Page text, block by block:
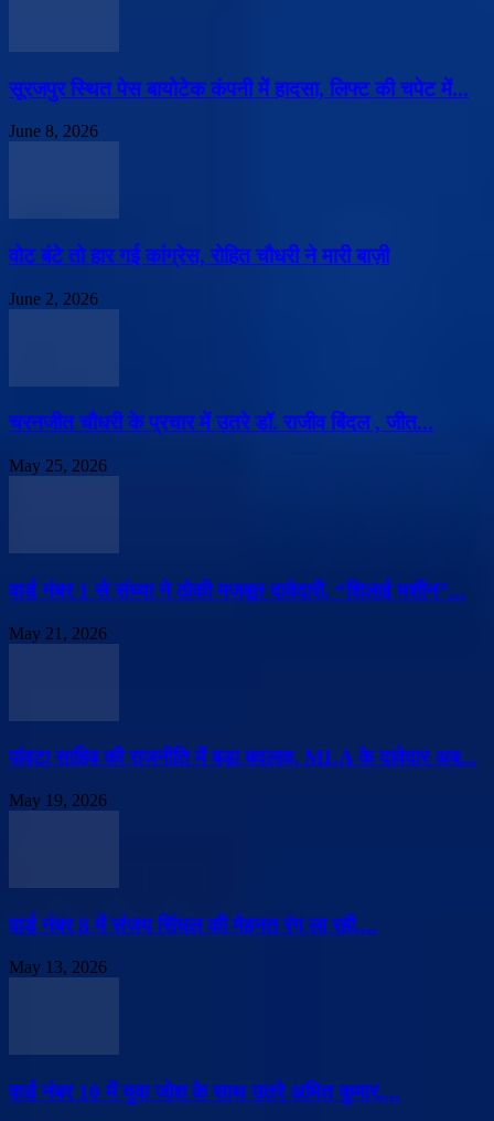
सूरजपुर स्थित पेस बायोटेक कंपनी में हादसा, लिफ्ट की चपेट में...
June 8, 2026
वोट बंटे तो हार गई कांग्रेस, रोहित चौधरी ने मारी बाज़ी
June 2, 2026
चरनजीत चौधरी के प्रचार में उतरे डॉ. राजीव बिंदल , जीत...
May 25, 2026
वार्ड नंबर 1 से संध्या ने ठोकी मजबूत दावेदारी, “शिलाई मशीन”...
May 21, 2026
पांवटा साहिब की राजनीति में बड़ा बदलाव, MLA के दावेदार अब...
May 19, 2026
वार्ड नंबर 8 में संजय सिंघल की मेहनत रंग ला रही,...
May 13, 2026
वार्ड नंबर 10 में युवा जोश के साथ उतरे अमित कुमार,...